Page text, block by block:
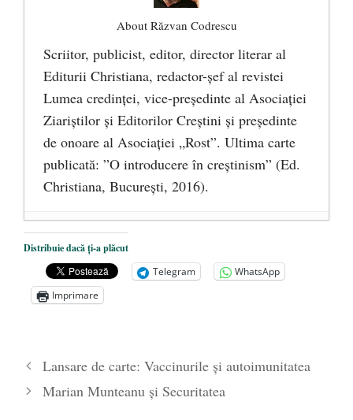
About Răzvan Codrescu
Scriitor, publicist, editor, director literar al
Editurii Christiana, redactor-şef al revistei
Lumea credinţei, vice-preşedinte al Asociaţiei
Ziariştilor şi Editorilor Creştini şi preşedinte
de onoare al Asociaţiei „Rost”. Ultima carte
publicată: ”O introducere în creștinism” (Ed.
Christiana, Bucureşti, 2016).
DANA KONYA-PETRIȘOR, ÎNTRU
VEȘNICĂ POMENIRE
- 17 martie 2021
ÎNĂLȚATU-S-A! - 28 mai 2020
Sic credo – Francisco Franco (1892-1975)
Distribuie dacă ți-a plăcut
Telegram
WhatsApp
Imprimare
Lansare de carte: Vaccinurile și autoimunitatea
Marian Munteanu și Securitatea